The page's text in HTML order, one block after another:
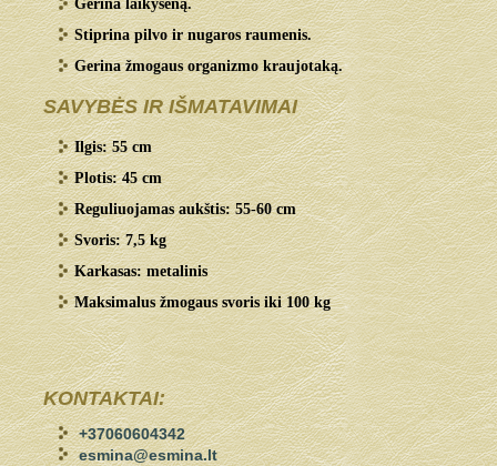
Gerina laikyseną.
Stiprina pilvo ir nugaros raumenis.
Gerina žmogaus organizmo kraujotaką.
SAVYBĖS IR IŠMATAVIMAI
Ilgis: 55 cm
Plotis: 45 cm
Reguliuojamas aukštis: 55-60 cm
Svoris: 7,5 kg
Karkasas: metalinis
Maksimalus žmogaus svoris iki 100 kg
KONTAKTAI:
+37060604342
esmina@esmina.lt